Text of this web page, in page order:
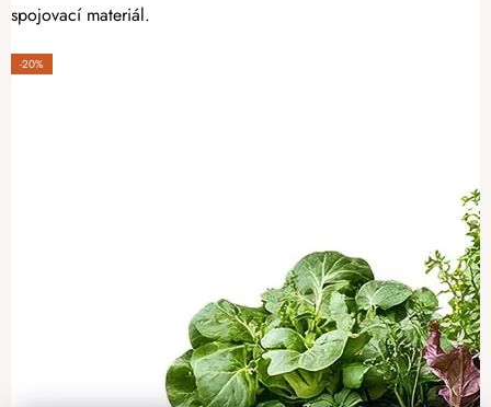
spojovací materiál.
-20%